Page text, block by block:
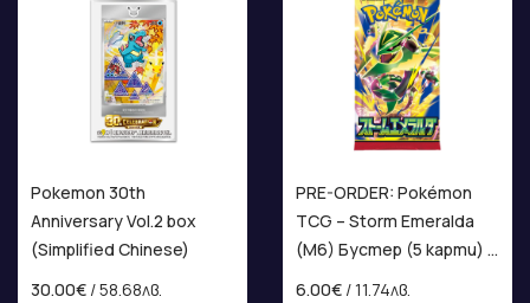
Pokemon 30th
Anniversary Vol.2 box
(Simplified Chinese)
30.00€ / 58.68лв.
PRE-ORDER: Pokémon
TCG – Storm Emeralda
(M6) Бустер (5 карти) –
6.00€ / 11.74лв.